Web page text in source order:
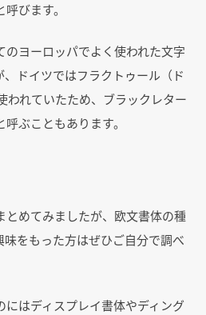
びます。
のヨーロッパでよく使われた文字
ドイツではフラクトゥール（ド
われていたため、ブラックレター
ぶこともあります。
めてみましたが、欧文書体の種
をもった方はぜひご自分で調べ
はディスプレイ書体やディング